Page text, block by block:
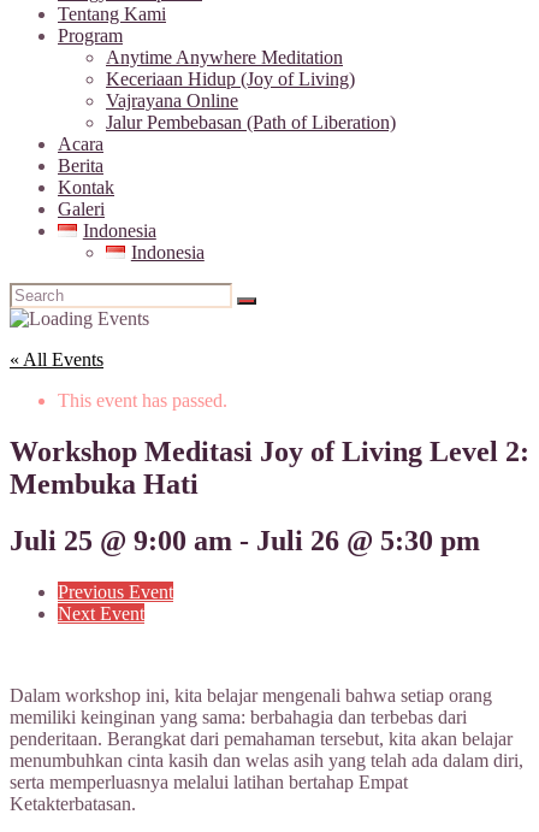
Tentang Kami
Program
Anytime Anywhere Meditation
Keceriaan Hidup (Joy of Living)
Vajrayana Online
Jalur Pembebasan (Path of Liberation)
Acara
Berita
Kontak
Galeri
Indonesia
Indonesia
« All Events
This event has passed.
Workshop Meditasi Joy of Living Level 2:
Membuka Hati
Juli 25 @ 9:00 am - Juli 26 @ 5:30 pm
Previous Event
Next Event
Dalam workshop ini, kita belajar mengenali bahwa setiap orang
memiliki keinginan yang sama: berbahagia dan terbebas dari
penderitaan. Berangkat dari pemahaman tersebut, kita akan belajar
menumbuhkan cinta kasih dan welas asih yang telah ada dalam diri,
serta memperluasnya melalui latihan bertahap Empat
Ketakterbatasan.